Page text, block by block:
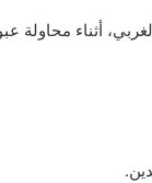
الجنوبي الغربي، أثناء